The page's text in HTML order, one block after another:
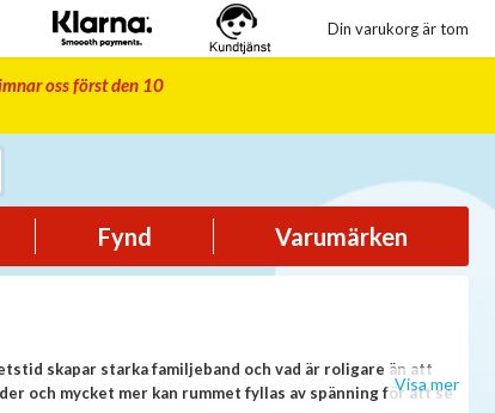
Din varukorg är tom
oss först den 10
Fynd Varumärken
skapar starka familjeband och vad är roligare än att
och mycket mer kan rummet fyllas av spänning för att se
Visa mer